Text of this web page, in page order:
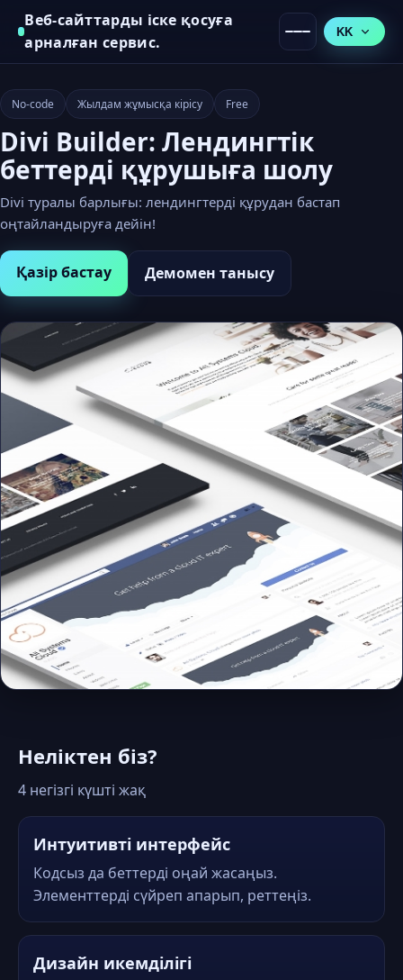
Веб-сайттарды іске қосуға
арналған сервис.
KK
No-code Жылдам жұмысқа кірісу Free
Divi Builder: Лендингтік
беттерді құрушыға шолу
Divi туралы барлығы: лендингтерді құрудан бастап
оңтайландыруға дейін!
Қазір бастау Демомен танысу
Неліктен біз?
4 негізгі күшті жақ
Интуитивті интерфейс
Кодсыз да беттерді оңай жасаңыз.
Элементтерді сүйреп апарып, реттеңіз.
Дизайн икемділігі